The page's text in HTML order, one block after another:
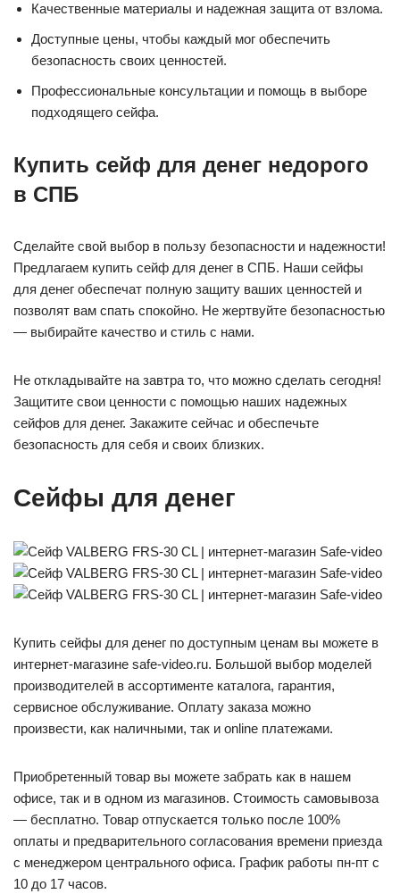
Качественные материалы и надежная защита от взлома.
Доступные цены, чтобы каждый мог обеспечить
безопасность своих ценностей.
Профессиональные консультации и помощь в выборе
подходящего сейфа.
Купить сейф для денег недорого
в СПБ
Сделайте свой выбор в пользу безопасности и надежности!
Предлагаем купить сейф для денег в СПБ. Наши сейфы
для денег обеспечат полную защиту ваших ценностей и
позволят вам спать спокойно. Не жертвуйте безопасностью
— выбирайте качество и стиль с нами.
Не откладывайте на завтра то, что можно сделать сегодня!
Защитите свои ценности с помощью наших надежных
сейфов для денег. Закажите сейчас и обеспечьте
безопасность для себя и своих близких.
Сейфы для денег
Купить сейфы для денег по доступным ценам вы можете в
интернет-магазине safe-video.ru. Большой выбор моделей
производителей в ассортименте каталога, гарантия,
сервисное обслуживание. Оплату заказа можно
произвести, как наличными, так и online платежами.
Приобретенный товар вы можете забрать как в нашем
офисе, так и в одном из магазинов. Стоимость самовывоза
— бесплатно. Товар отпускается только после 100%
оплаты и предварительного согласования времени приезда
с менеджером центрального офиса. График работы пн-пт с
10 до 17 часов.